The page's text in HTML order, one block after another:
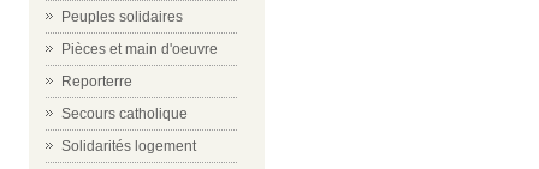
Peuples solidaires
Pièces et main d'oeuvre
Reporterre
Secours catholique
Solidarités logement